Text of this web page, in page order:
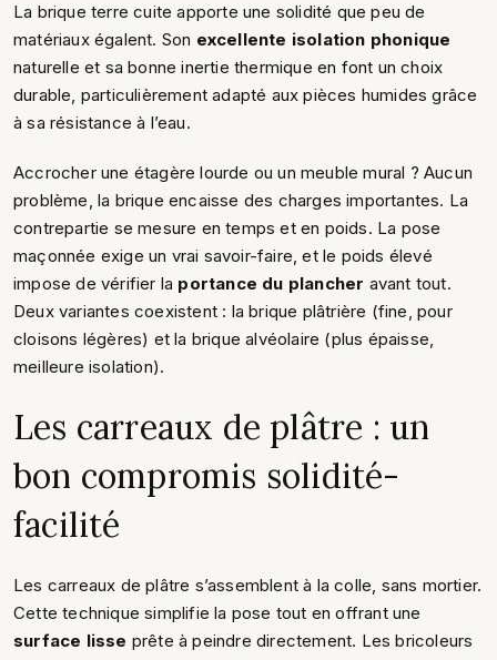
La brique terre cuite apporte une solidité que peu de
matériaux égalent. Son excellente isolation phonique
naturelle et sa bonne inertie thermique en font un choix
durable, particulièrement adapté aux pièces humides grâce
à sa résistance à l’eau.
Accrocher une étagère lourde ou un meuble mural ? Aucun
problème, la brique encaisse des charges importantes. La
contrepartie se mesure en temps et en poids. La pose
maçonnée exige un vrai savoir-faire, et le poids élevé
impose de vérifier la portance du plancher avant tout.
Deux variantes coexistent : la brique plâtrière (fine, pour
cloisons légères) et la brique alvéolaire (plus épaisse,
meilleure isolation).
Les carreaux de plâtre : un
bon compromis solidité-
facilité
Les carreaux de plâtre s’assemblent à la colle, sans mortier.
Cette technique simplifie la pose tout en offrant une
surface lisse prête à peindre directement. Les bricoleurs